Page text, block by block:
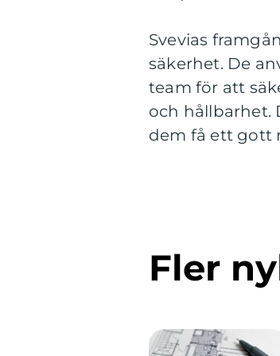
Svevias
säkerhet. De
team för att
och hållbarhet.
dem få ett gott
Fler